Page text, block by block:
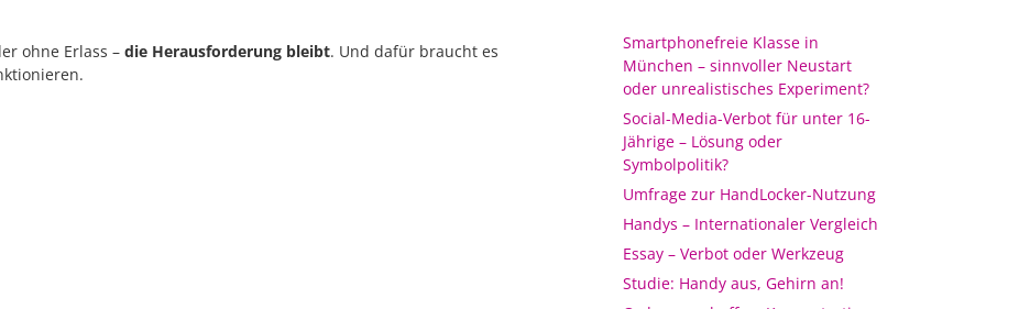
ohne Erlass – die Herausforderung bleibt. Und dafür braucht es
Smartphonefreie Klasse in
München – sinnvoller Neustart
oder unrealistisches Experiment?
Social-Media-Verbot für unter 16-
Jährige – Lösung oder
Symbolpolitik?
Umfrage zur HandLocker-Nutzung
Handys – Internationaler Vergleich
Essay – Verbot oder Werkzeug
Studie: Handy aus, Gehirn an!